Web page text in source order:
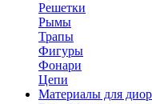
Решетки
Рымы
Трапы
Фигуры
Фонари
Цепи
Материалы для